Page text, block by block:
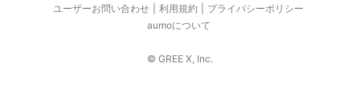
ユーザーお問い合わせ
利用規約
プライバシーポリシー
aumoについて
© GREE X, Inc.